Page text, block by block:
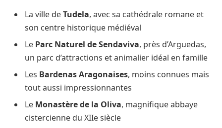
La ville deTudela, avec sa cathédrale romane et
son centre historique médiéval
Le Parc Naturel de Sendaviva, près d’Arguedas,
un parc d’attractions et animalier idéal en famille
Les Bardenas Aragonaises, moins connues mais
tout aussi impressionnantes
Le Monastère de la Oliva, magnifique abbaye
cistercienne du XIIe siècle